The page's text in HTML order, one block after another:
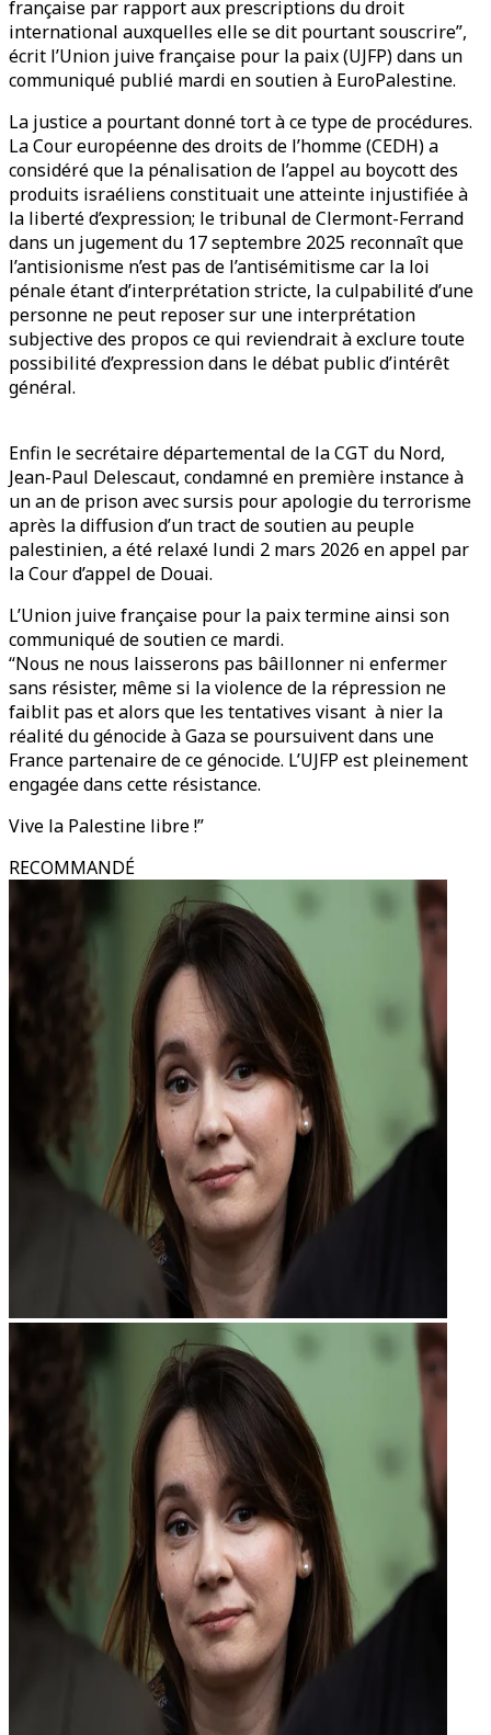
française par rapport aux prescriptions du droit
international auxquelles elle se dit pourtant souscrire”,
écrit l’Union juive française pour la paix (UJFP) dans un
communiqué publié mardi en soutien à EuroPalestine.
La justice a pourtant donné tort à ce type de procédures.
La Cour européenne des droits de l’homme (CEDH) a
considéré que la pénalisation de l’appel au boycott des
produits israéliens constituait une atteinte injustifiée à
la liberté d’expression; le tribunal de Clermont-Ferrand
dans un jugement du 17 septembre 2025 reconnaît que
l’antisionisme n’est pas de l’antisémitisme car la loi
pénale étant d’interprétation stricte, la culpabilité d’une
personne ne peut reposer sur une interprétation
subjective des propos ce qui reviendrait à exclure toute
possibilité d’expression dans le débat public d’intérêt
général.
Enfin le secrétaire départemental de la CGT du Nord,
Jean-Paul Delescaut, condamné en première instance à
un an de prison avec sursis pour apologie du terrorisme
après la diffusion d’un tract de soutien au peuple
palestinien, a été relaxé lundi 2 mars 2026 en appel par
la Cour d’appel de Douai.
L’Union juive française pour la paix termine ainsi son
communiqué de soutien ce mardi.
“Nous ne nous laisserons pas bâillonner ni enfermer
sans résister, même si la violence de la répression ne
faiblit pas et alors que les tentatives visant à nier la
réalité du génocide à Gaza se poursuivent dans une
France partenaire de ce génocide. L’UJFP est pleinement
engagée dans cette résistance.
Vive la Palestine libre !”
RECOMMANDÉ